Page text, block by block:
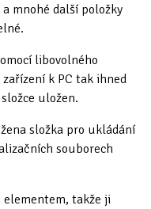
mnohé další položky
libovolného
k PC tak ihned
uložen.
složka pro ukládání
souborech
takže ji